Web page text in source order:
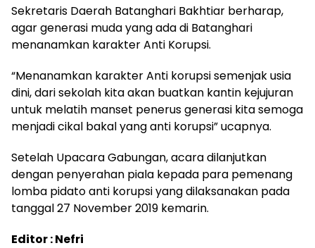
Sekretaris Daerah Batanghari Bakhtiar berharap,
agar generasi muda yang ada di Batanghari
menanamkan karakter Anti Korupsi.
“Menanamkan karakter Anti korupsi semenjak usia
dini, dari sekolah kita akan buatkan kantin kejujuran
untuk melatih manset penerus generasi kita semoga
menjadi cikal bakal yang anti korupsi” ucapnya.
Setelah Upacara Gabungan, acara dilanjutkan
dengan penyerahan piala kepada para pemenang
lomba pidato anti korupsi yang dilaksanakan pada
tanggal 27 November 2019 kemarin.
Editor : Nefri